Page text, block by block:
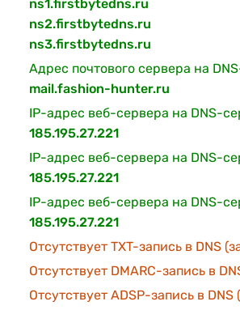
ns1.firstbytedns.ru
ns2.firstbytedns.ru
ns3.firstbytedns.ru
Адрес почтового сервера на
mail.fashion-hunter.ru
IP-адрес веб-сервера на DNS-
185.195.27.221
IP-адрес веб-сервера на DNS-
185.195.27.221
IP-адрес веб-сервера на DNS-
185.195.27.221
Отсутствует TXT-запись в DNS
Отсутствует DMARC-запись в
Отсутствует ADSP-запись в